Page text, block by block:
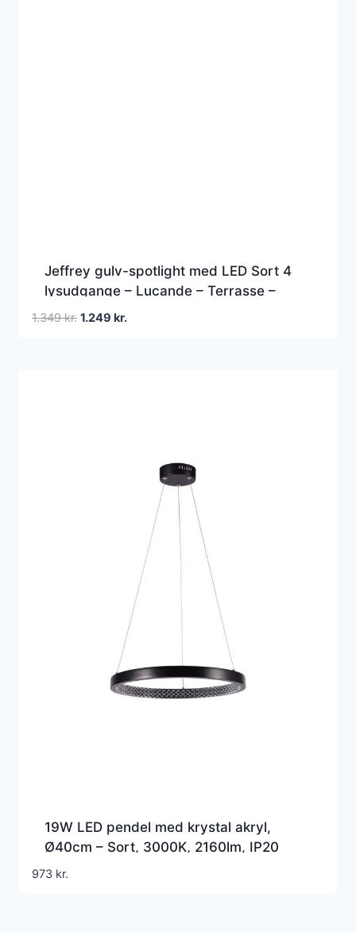
Jeffrey gulv-spotlight med LED Sort 4
lysudgange – Lucande – Terrasse –
Moderne – Aluminium – Rund
1.349kr. Den
1.249 kr.Den
19W LED pendel med krystal akryl,
Ø40cm – Sort, 3000K, 2160lm, IP20
indendørs
973 kr.